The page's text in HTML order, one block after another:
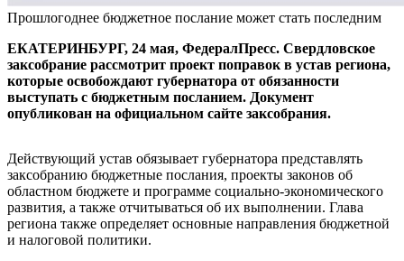
Прошлогоднее бюджетное послание может стать последним
ЕКАТЕРИНБУРГ, 24 мая, ФедералПресс. Свердловское
заксобрание рассмотрит проект поправок в устав региона,
которые освобождают губернатора от обязанности
выступать с бюджетным посланием. Документ
опубликован на официальном сайте заксобрания.
Действующий устав обязывает губернатора представлять
заксобранию бюджетные послания, проекты законов об
областном бюджете и программе социально-экономического
развития, а также отчитываться об их выполнении. Глава
региона также определяет основные направления бюджетной
и налоговой политики.